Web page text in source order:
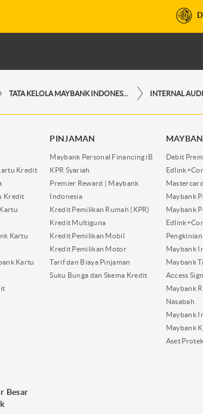
TATA KELOLA MAYBANK INDONESIA INTERNAL
Kredit
Kredit
Kartu
Kartu
PINJAMAN
Maybank Personal Financing iB
KPR Syariah
Premier Reward | Maybank
Indonesia
Kredit Pemilikan Rumah (KPR)
Kredit Multiguna
Kredit Pemilikan Mobil
Kredit Pemilikan Motor
Tarif dan Biaya Pinjaman
Suku Bunga dan Skema Kredit
Debit
Maybank
Maybank
Maybank
Maybank
Access
Maybank
Nasabah
Maybank
Maybank
Aset
Besar